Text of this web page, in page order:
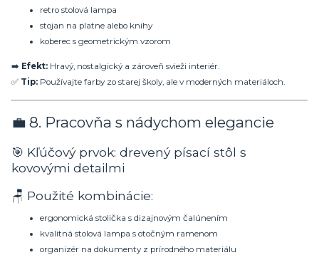
retro stolová lampa
stojan na platne alebo knihy
koberec s geometrickým vzorom
➡️ Efekt: Hravý, nostalgický a zároveň svieži interiér.
✅ Tip: Používajte farby zo starej školy, ale v moderných materiáloch.
💼 8. Pracovňa s nádychom elegancie
🎯 Kľúčový prvok: drevený písací stôl s
kovovými detailmi
🪑 Použité kombinácie:
ergonomická stolička s dizajnovým čalúnením
kvalitná stolová lampa s otočným ramenom
organizér na dokumenty z prírodného materiálu